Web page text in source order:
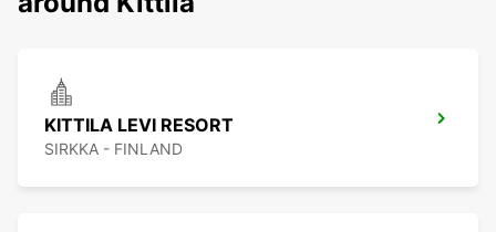
KITTILA LEVI RESORT
SIRKKA - FINLAND